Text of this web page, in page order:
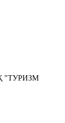
"ТУРИЗМ